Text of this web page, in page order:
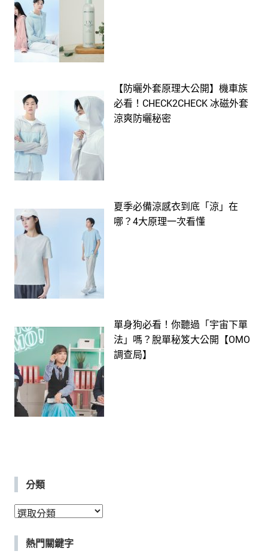
【防曬外套原理大公開】機車族
必看！CHECK2CHECK 冰磁外套
涼爽防曬秘密
夏季必備涼感衣到底「涼」在
哪？4大原理一次看懂
單身狗必看！你聽過「宇宙下單
法」嗎？脫單秘笈大公開【OMO
調查局】
分類
分
熱門關鍵字